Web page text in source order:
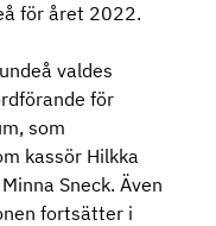
för året 2022.
valdes
för
som
kassör Hilkka
Sneck. Även
fortsätter i